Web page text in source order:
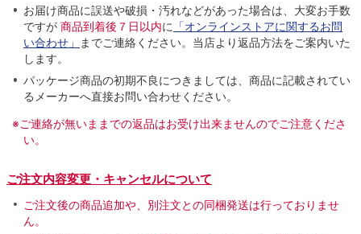
お届け商品に誤送や破損・汚れなどがあった場合は、大変お手数
ですが 商品到着後７日以内に 「オンラインストアに関するお問
い合わせ」
までご連絡ください。当店より返品方法をご案内いた
します。
パッケージ商品の初期不良につきましては、商品に記載されてい
るメーカーへ直接お問い合わせください。
※ご連絡が無いままでの返品はお受け出来ませんのでご注意くださ
い。
ご注文内容変更・キャンセルについて
ご注文後の商品追加や、別注文との同梱発送は行っておりませ
ん。